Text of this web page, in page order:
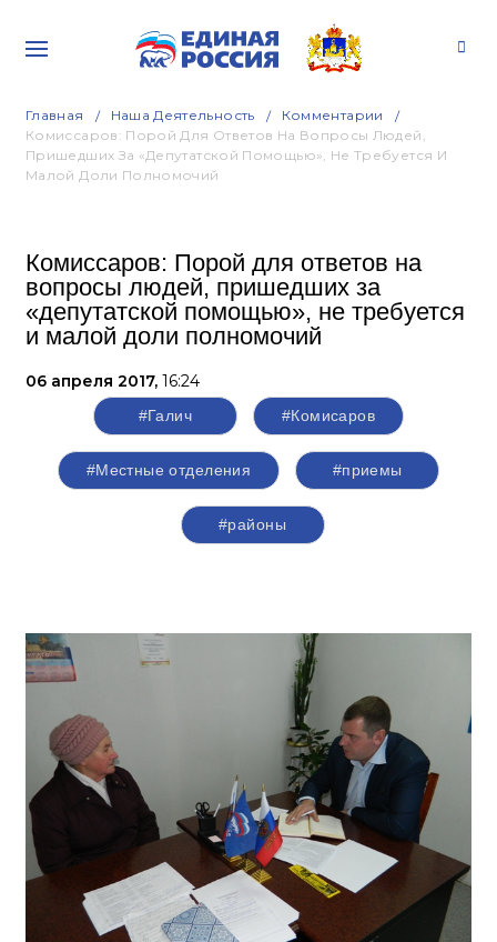
Главная Наша Деятельность
Комментарии
Комиссаров: Порой Для Ответов На Вопросы Людей,
Пришедших За «депутатской Помощью», Не Требуется И
Малой Доли Полномочий
Комиссаров: Порой для ответов на
вопросы людей, пришедших за
«депутатской помощью», не требуется
и малой доли полномочий
06 апреля 2017, 16:24
#Галич #Комисаров
#Местные отделения #приемы
#районы